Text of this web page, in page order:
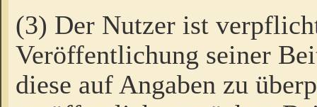
(3) Der Nutzer ist
Veröffentlichung seiner
diese auf Angaben zu